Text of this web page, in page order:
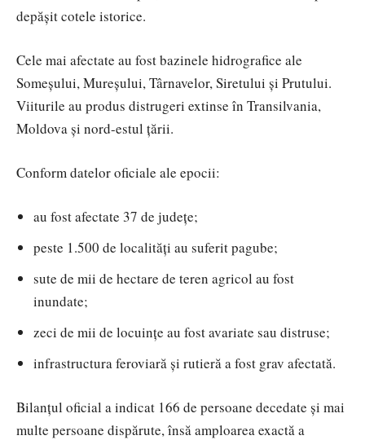
depășit cotele istorice.
Cele mai afectate au fost bazinele hidrografice ale
Someșului, Mureșului, Târnavelor, Siretului și Prutului.
Viiturile au produs distrugeri extinse în Transilvania,
Moldova și nord-estul țării.
Conform datelor oficiale ale epocii:
au fost afectate 37 de județe;
peste 1.500 de localități au suferit pagube;
sute de mii de hectare de teren agricol au fost
inundate;
zeci de mii de locuințe au fost avariate sau distruse;
infrastructura feroviară și rutieră a fost grav afectată.
Bilanțul oficial a indicat 166 de persoane decedate și mai
multe persoane dispărute, însă amploarea exactă a